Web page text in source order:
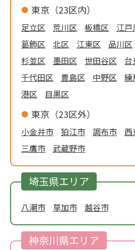
東京（23区内）
足立区 荒川区 板橋区 江
葛飾区
北区 江東区 品川区
杉並区
墨田区 世田谷区 台
千代田区
豊島区 中野区 練
港区
目黒区
東京（23区外）
小金井市 狛江市 調布市 西
三鷹市
武蔵野市
埼玉県エリア
八潮市 草加市 越谷市
神奈川県エリア